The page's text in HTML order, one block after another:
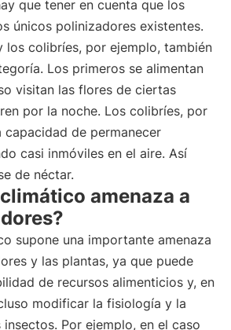
que tener en cuenta que los
únicos polinizadores existentes.
los colibríes, por ejemplo, también
Los primeros se alimentan
visitan las flores de ciertas
por la noche. Los colibríes, por
capacidad de permanecer
casi inmóviles en el aire. Así
de néctar.
amenaza a
supone una importante amenaza
y las plantas, ya que puede
de recursos alimenticios y, en
modificar la fisiología y la
Por ejemplo, en el caso